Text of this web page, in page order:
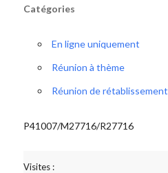
Catégories
En ligne uniquement
Réunion à thème
Réunion de rétablissement
P41007/M27716/R27716
Visites :